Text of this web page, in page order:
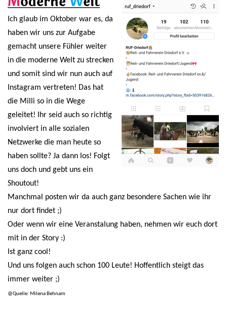
Ich glaub im Oktober war es, da
haben wir uns zur Aufgabe
gemacht unsere Fühler weiter
in die moderne Welt zu strecken
und somit sind wir nun auch auf
Instagram vertreten! Das hat
die Milli so in die Wege
geleitet! Ihr seid auch so richtig
involviert in alle sozialen
Netzwerke die man heute so
haben sollte? Ja dann los! Folgt
uns doch und gebt uns ein
Shoutout!
Manchmal posten wir da auch ganz besondere Sachen wie ihr
nur dort findet ;)
Oder wenn wir eine Veranstalung haben, nehmen wir euch dort
mit in der Story :)
Ist ganz cool!
Und uns folgen auch schon 100 Leute! Hoffentlich steigt das
immer weiter ;)
@Quelle: Milena Behnam